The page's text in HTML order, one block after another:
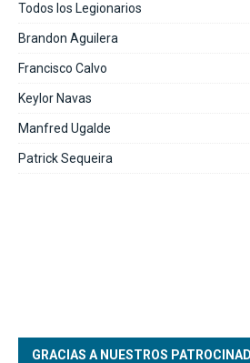
Todos los Legionarios
Brandon Aguilera
Francisco Calvo
Keylor Navas
Manfred Ugalde
Patrick Sequeira
GRACIAS A NUESTROS